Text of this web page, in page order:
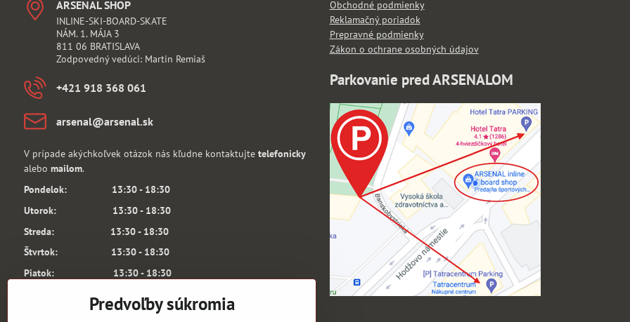
ARSENAL SHOP
INLINE-SKI-BOARD-SKATE
NÁM. 1. MÁJA 3
811 06 BRATISLAVA
Zodpovedný vedúci: Martin Remiaš
+421 918 368 061
arsenal​@arsenal​.sk
V prípade akýchkoľvek otázok nás kľudne kontaktujte telefonicky
alebo mailom.
Pondelok: 13:30 - 18:30
Utorok: 13:30 - 18:30
Streda: 13:30 - 18:30
Štvrtok: 13:30 - 18:30
Piatok: 13:30 - 18:30
6.3. a 7.3.2026 je predajňa ARSENAL SHOP
Obchodné podmienky
Reklamačný poriadok
Prepravné podmienky
Zákon o ochrane osobných údajov
Parkovanie pred ARSENALOM
Predvoľby súkromia